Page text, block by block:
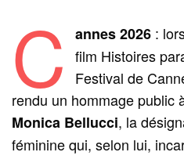
C annes 2026:
film Histoires
Festival de
rendu un hommage public
Monica Bellucci, la
féminine qui, selon lui,